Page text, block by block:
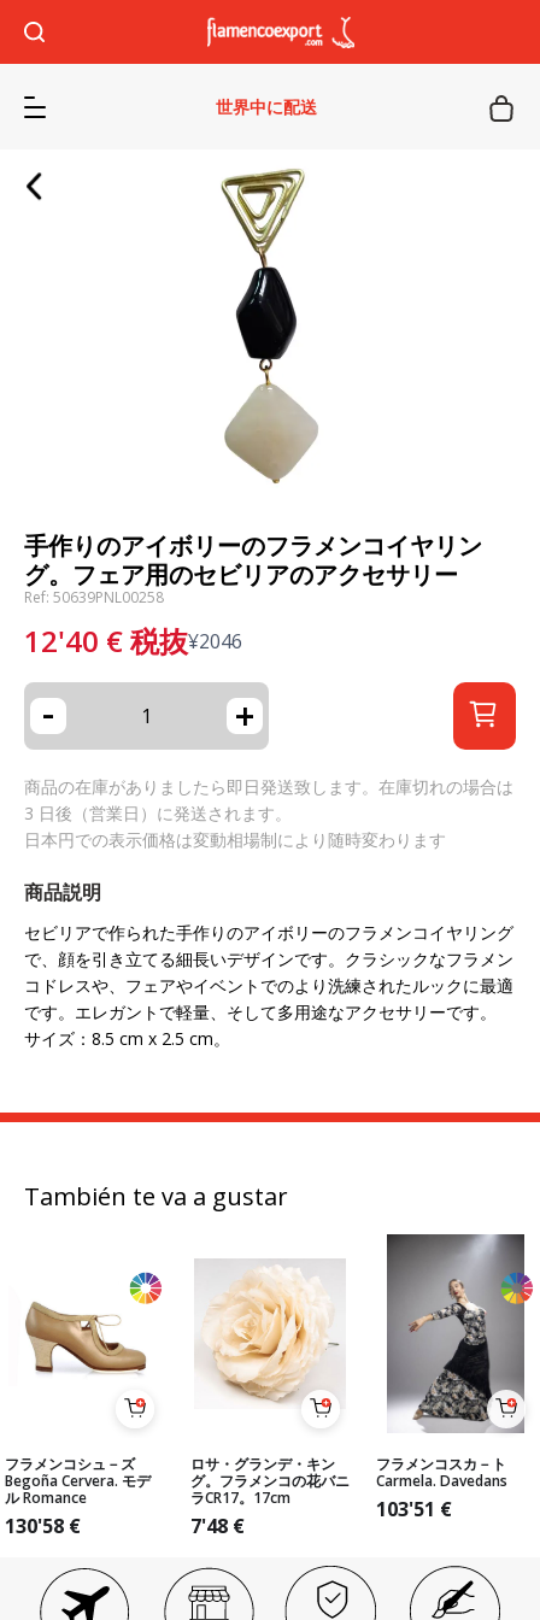
世界中に配送
手作りのアイボリーのフラメンコイヤリン
グ。フェア用のセビリアのアクセサリー
Ref: 50639PNL00258
12'40 €税抜¥2046
- +
商品の在庫がありましたら即日発送致します。在庫切れの場合は
3 日後（営業日）に発送されます。
日本円での表示価格は変動相場制により随時変わります
商品説明
セビリアで作られた手作りのアイボリーのフラメンコイヤリング
で、顔を引き立てる細長いデザインです。クラシックなフラメン
コドレスや、フェアやイベントでのより洗練されたルックに最適
です。エレガントで軽量、そして多用途なアクセサリーです。
サイズ：8.5 cm x 2.5 cm。
También te va a gustar
フラメンコシュ－ズ
Begoña Cervera. モデ
ル Romance
130'58 €
ロサ・グランデ・キン
グ。フラメンコの花バニ
ラCR17。17cm
7'48 €
フラメンコスカ－ト
Carmela. Davedans
103'51 €